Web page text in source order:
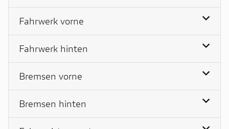
Fahrwerk vorne
Fahrwerk hinten
Bremsen vorne
Bremsen hinten